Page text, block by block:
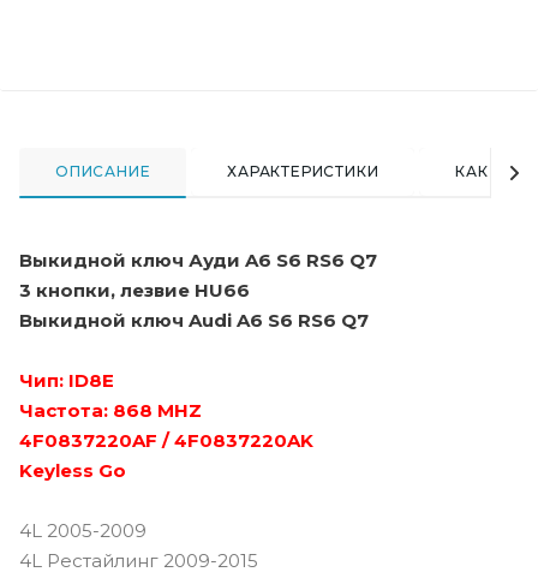
ОПИСАНИЕ ХАРАКТЕРИСТИКИ КАК
Выкидной ключ Ауди A6 S6 RS6 Q7
3 кнопки, лезвие HU66
Выкидной ключ Audi A6 S6 RS6 Q7
Чип: ID8Е
Частота: 868 MHZ
4F0837220AF / 4F0837220AK
Keyless Go
4L 2005-2009
4L Рестайлинг 2009-2015